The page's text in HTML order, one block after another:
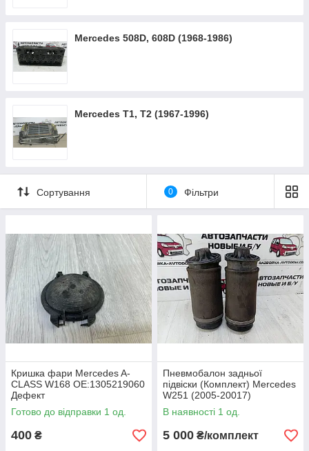
Mercedes 508D, 608D (1968-1986)
Mercedes T1, T2 (1967-1996)
Сортування 0 Фільтри
Кришка фари Mercedes A-
CLASS W168 OE:1305219060
Дефект
Готово до відправки 1 од.
400 ₴
Пневмобалон задньої
підвіски (Комплект) Mercedes
W251 (2005-20017)
OE:2513200425, 2513200425
В наявності 1 од.
5 000 ₴/комплект